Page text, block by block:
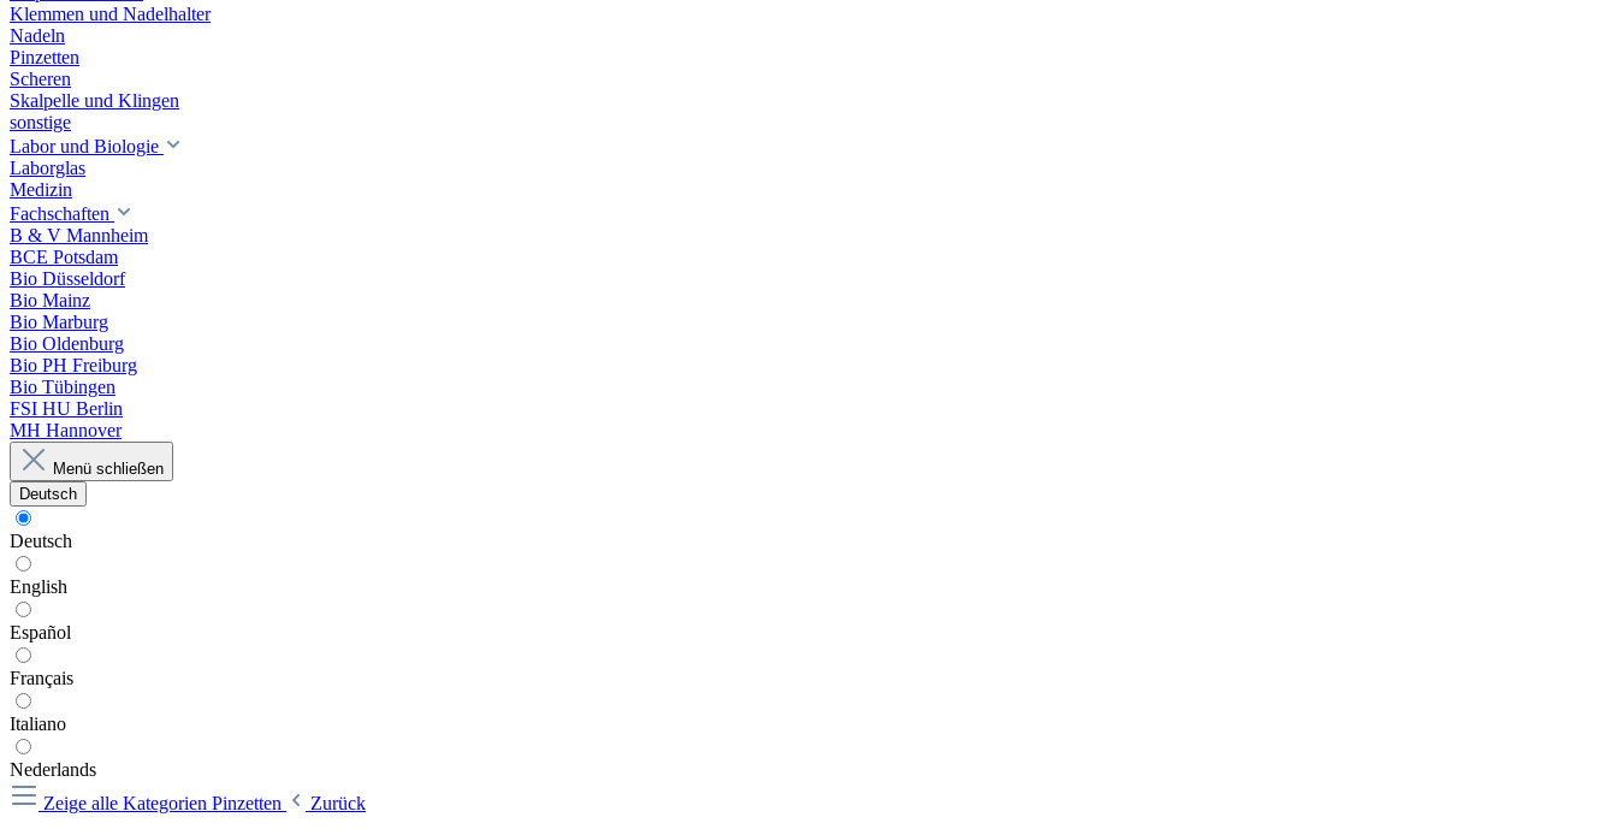
Klemmen und Nadelhalter
Nadeln
Pinzetten
Scheren
Skalpelle und Klingen
sonstige
Labor und Biologie
Laborglas
Medizin
Fachschaften
B & V Mannheim
BCE Potsdam
Bio Düsseldorf
Bio Mainz
Bio Marburg
Bio Oldenburg
Bio PH Freiburg
Bio Tübingen
FSI HU Berlin
MH Hannover
Menü schließen
Deutsch
Deutsch
English
Español
Français
Italiano
Nederlands
Zeige alle Kategorien Pinzetten
Zurück